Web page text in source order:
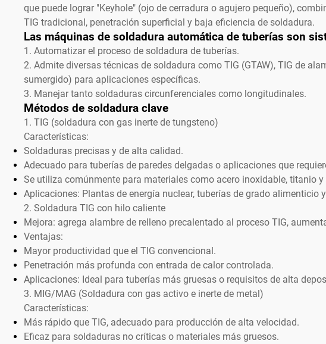
que puede lograr "Keyhole" (ojo de cerradura o agujero pequeño),
TIG tradicional, penetración superficial y baja eficiencia de soldadura.
Las máquinas de soldadura automática de tuberías son
1. Automatizar el proceso de soldadura de tuberías.
2. Admite diversas técnicas de soldadura como TIG (GTAW), TIG de
sumergido) para aplicaciones específicas.
3. Manejar tanto soldaduras circunferenciales como longitudinales.
Métodos de soldadura clave
1. TIG (soldadura con gas inerte de tungsteno)
Características:
Soldaduras precisas y de alta calidad.
Adecuado para tuberías de paredes delgadas o aplicaciones que
Se utiliza comúnmente para materiales como acero inoxidable, titanio
Aplicaciones: Plantas de energía nuclear, tuberías de grado alimenticio
2. Soldadura TIG con hilo caliente
Mejora: agrega alambre de relleno precalentado al proceso TIG,
Ventajas:
Mayor productividad que el TIG convencional.
Penetración más profunda con entrada de calor controlada.
Aplicaciones: Ideal para tuberías más gruesas o requisitos de alta
3. MIG/MAG (Soldadura con gas activo e inerte de metal)
Características:
Más rápido que TIG, adecuado para producción de alta velocidad.
Eficaz para soldaduras no críticas o materiales más gruesos.